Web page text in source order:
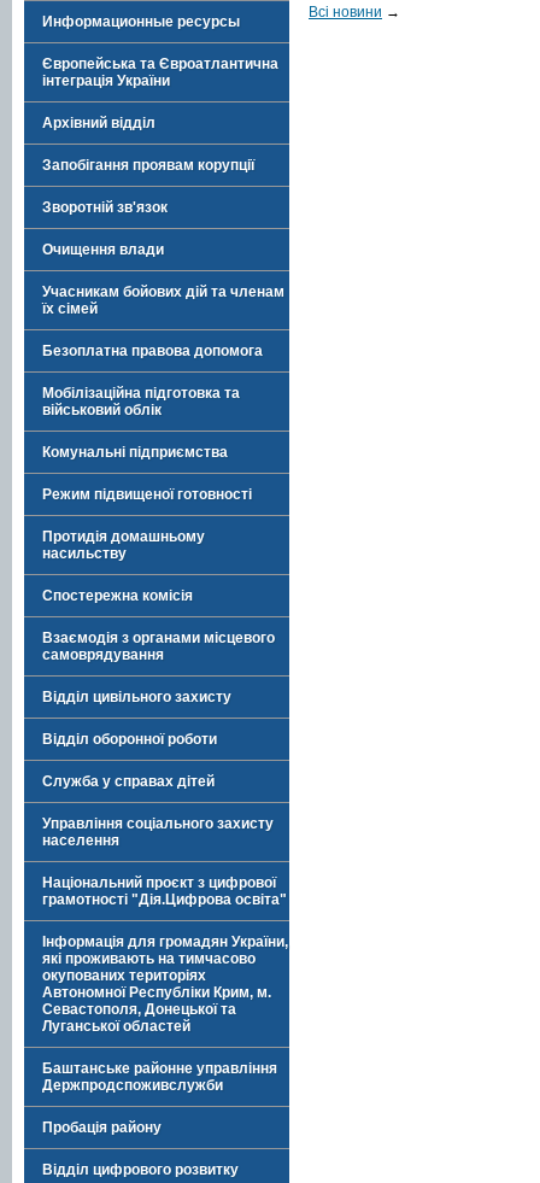
Информационные ресурсы
Європейська та Євроатлантична
інтеграція України
Архівний відділ
Запобігання проявам корупції
Зворотній зв'язок
Очищення влади
Учасникам бойових дій та членам
їх сімей
Безоплатна правова допомога
Мобілізаційна підготовка та
військовий облік
Комунальні підприємства
Режим підвищеної готовності
Протидія домашньому
насильству
Спостережна комісія
Взаємодія з органами місцевого
самоврядування
Відділ цивільного захисту
Відділ оборонної роботи
Служба у справах дітей
Управління соціального захисту
населення
Національний проєкт з цифрової
грамотності "Дія.Цифрова освіта"
Інформація для громадян України,
які проживають на тимчасово
окупованих територіях
Автономної Республіки Крим, м.
Севастополя, Донецької та
Луганської областей
Баштанське районне управління
Держпродспоживслужби
Пробація району
Відділ цифрового розвитку
Всі новини →